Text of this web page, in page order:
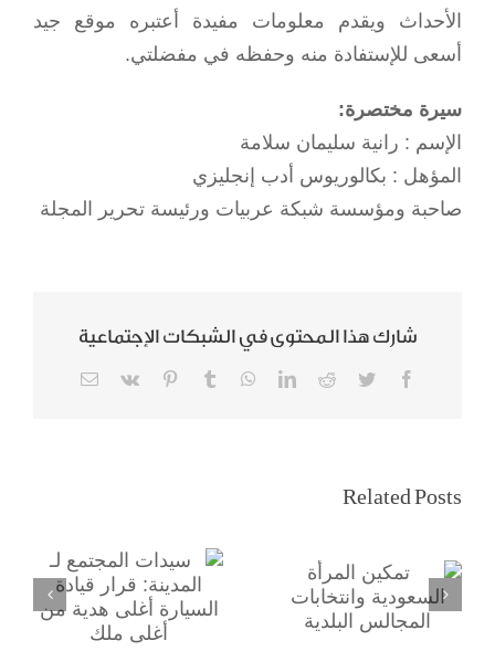
الأحداث ويقدم معلومات مفيدة أعتبره موقع جيد
أسعى للإستفادة منه وحفظه في مفضلتي.
سيرة مختصرة:
الإسم : رانية سليمان سلامة
المؤهل : بكالوريوس أدب إنجليزي
صاحبة ومؤسسة شبكة عربيات ورئيسة تحرير المجلة
شارك هذا المحتوى في الشبكات الإجتماعية
Facebook
Twitter
Reddit
LinkedIn
WhatsApp
Tumblr
Pinterest
Vk
Email
Related Posts
من أغلى ملك
تمكين المرأة
وانتخابات
المجالس البلدية